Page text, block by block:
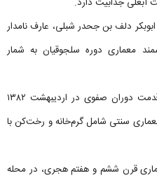
دلف بن جحدر شبلی، عارف نامدار
معماری دوره سلجوقیان به شمار
حمام تاریخی محله درویش: با قدمت دوران صفوی در اردیبهشت ۱۳۸۲
سنتی شامل گرم‌خانه و رخت‌کن با
معماری قرن ششم و هفتم هجری، در محله